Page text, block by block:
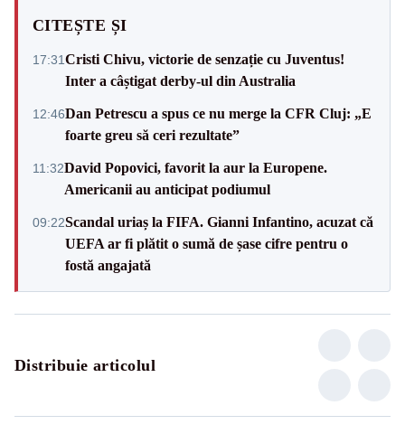
CITEȘTE ȘI
17:31Cristi Chivu, victorie de senzație cu Juventus!
Inter a câștigat derby-ul din Australia
12:46Dan Petrescu a spus ce nu merge la CFR Cluj: „E
foarte greu să ceri rezultate”
11:32David Popovici, favorit la aur la Europene.
Americanii au anticipat podiumul
09:22Scandal uriaș la FIFA. Gianni Infantino, acuzat că
UEFA ar fi plătit o sumă de șase cifre pentru o
fostă angajată
Distribuie articolul